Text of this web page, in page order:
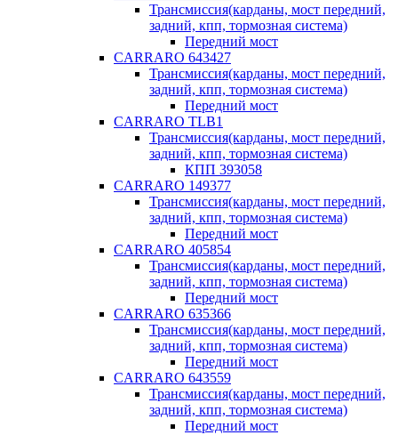
Трансмиссия(карданы, мост передний,
задний, кпп, тормозная система)
Передний мост
CARRARO 643427
Трансмиссия(карданы, мост передний,
задний, кпп, тормозная система)
Передний мост
CARRARO TLB1
Трансмиссия(карданы, мост передний,
задний, кпп, тормозная система)
КПП 393058
CARRARO 149377
Трансмиссия(карданы, мост передний,
задний, кпп, тормозная система)
Передний мост
CARRARO 405854
Трансмиссия(карданы, мост передний,
задний, кпп, тормозная система)
Передний мост
CARRARO 635366
Трансмиссия(карданы, мост передний,
задний, кпп, тормозная система)
Передний мост
CARRARO 643559
Трансмиссия(карданы, мост передний,
задний, кпп, тормозная система)
Передний мост